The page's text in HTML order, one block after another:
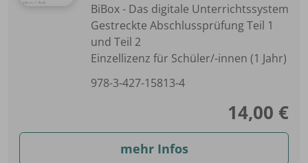
BiBox - Das digitale Unterrichtssystem
Gestreckte Abschlussprüfung Teil 1
und Teil 2
Einzellizenz für Schüler/-innen (1 Jahr)
978-3-427-15813-4
14,00 €
mehr Infos